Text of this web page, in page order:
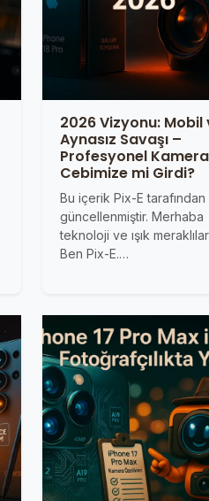
2026 Vizyonu: Mobil
Aynasız Savaşı –
Profesyonel Kamera
Cebimize mi Girdi?
Bu içerik Pix-E tarafından
güncellenmiştir. Merhaba
teknoloji ve ışık
Ben Pix-E.…